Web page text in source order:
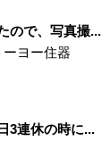
ので、写真撮...
ヨー住器
3連休の時に...